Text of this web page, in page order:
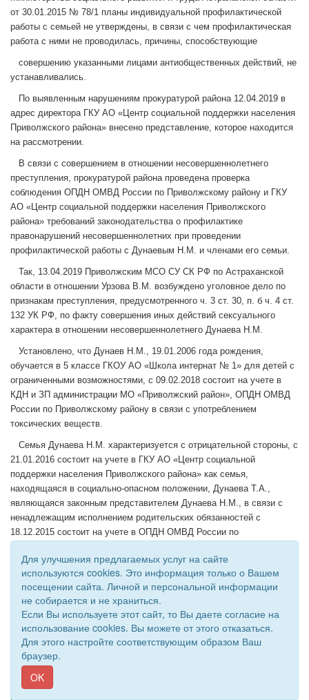
от 30.01.2015 № 78/1 планы индивидуальной профилактической
работы с семьей не утверждены, в связи с чем профилактическая
работа с ними не проводилась, причины, способствующие
совершению указанными лицами антиобщественных действий, не
устанавливались.
По выявленным нарушениям прокуратурой района 12.04.2019 в
адрес директора ГКУ АО «Центр социальной поддержки населения
Приволжского района» внесено представление, которое находится
на рассмотрении.
В связи с совершением в отношении несовершеннолетнего
преступления, прокуратурой района проведена проверка
соблюдения ОПДН ОМВД России по Приволжскому району и ГКУ
АО «Центр социальной поддержки населения Приволжского
района» требований законодательства о профилактике
правонарушений несовершеннолетних при проведении
профилактической работы с Дунаевым Н.М. и членами его семьи.
Так, 13.04.2019 Приволжским МСО СУ СК РФ по Астраханской
области в отношении Урзова В.М. возбуждено уголовное дело по
признакам преступления, предусмотренного ч. 3 ст. 30, п. б ч. 4 ст.
132 УК РФ, по факту совершения иных действий сексуального
характера в отношении несовершеннолетнего Дунаева Н.М.
Установлено, что Дунаев Н.М., 19.01.2006 года рождения,
обучается в 5 классе ГКОУ АО «Школа интернат № 1» для детей с
ограниченными возможностями, с 09.02.2018 состоит на учете в
КДН и ЗП администрации МО «Приволжский район», ОПДН ОМВД
России по Приволжскому району в связи с употреблением
токсических веществ.
Семья Дунаева Н.М. характеризуется с отрицательной стороны, с
21.01.2016 состоит на учете в ГКУ АО «Центр социальной
поддержки населения Приволжского района» как семья,
находящаяся в социально-опасном положении, Дунаева Т.А.,
являющаяся законным представителем Дунаева Н.М., в связи с
ненадлежащим исполнением родительских обязанностей с
18.12.2015 состоит на учете в ОПДН ОМВД России по
Так, проверкой учетно-профилактической карточки Дунаева Н.М.
установлено, что в нарушение вышеуказанного законодательства
индивидуально- ОПДН ОМВД России по Приволжскому району
профилактический план по работе с несовершеннолетним не
утвержден, работа по привлечению иных лиц к профилактическим
мероприятиям, способным оказать положительное влияние на
несовершеннолетнего, не организована, круг общения подростка не
установлен, схемы связей с указанием сведений о лицах, с
которыми общается несовершеннолетний и характер их влияния на
Для улучшения предлагаемых услуг на сайте
используются cookies. Это информация только о Вашем
посещении сайта. Личной и персональной информации
не собирается и не храниться.
Если Вы используете этот сайт, то Вы даете согласие на
использование cookies. Вы можете от этого отказаться.
Для этого настройте соответствующим образом Ваш
браузер.
OK